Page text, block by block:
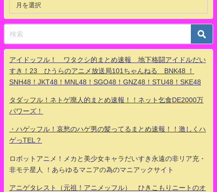
アイドッフル！ ワタクシ的まとめ速報 地下格闘アイドルだい
すき！23 ひうらのアニメ放送局101ちゃんねる BNK48 ！
SNH48！JKT48！MNL48！SGO48！GNZ48！STU48！SKE48
タダッフル！ネトゲ廃人的まとめ速報！！ネット乞食DE2000万
パワーズ！
・ハゲッフル！哀愁のハゲ男の髪ってるまとめ速報！！激しくハ
ゲっTEL？
ロボットアニメ！メカと美少女キャラだいすき永遠の非リア充・
非モテ星人 ！あらゆるマニアの為のマニアックサイト
アニゲタレスト（元祖！アニメッフル） ひきこもりニートのオ